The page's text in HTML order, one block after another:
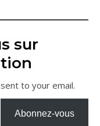
sur
to your email.
Abonnez-vous